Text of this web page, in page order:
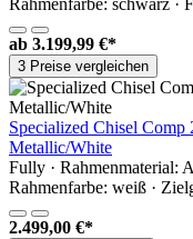
Rahmenfarbe: schwarz ·
ab 3.199,99 €*
3 Preise vergleichen
Specialized Chisel
Metallic/White
Fully · Rahmenmaterial:
Rahmenfarbe: weiß ·
2.499,00 €*